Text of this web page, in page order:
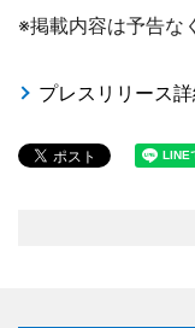
※掲載内容は予告な
プレスリリース